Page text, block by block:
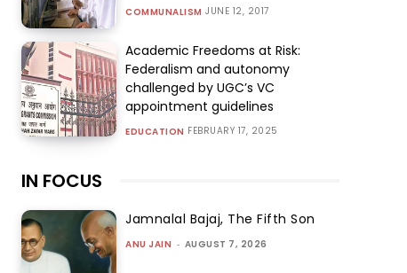
COMMUNALISM JUNE 12, 2017
Academic Freedoms at Risk:
Federalism and autonomy
challenged by UGC’s VC
appointment guidelines
EDUCATION FEBRUARY 17, 2025
IN FOCUS
Jamnalal Bajaj, The Fifth Son
ANU JAIN - AUGUST 7, 2026